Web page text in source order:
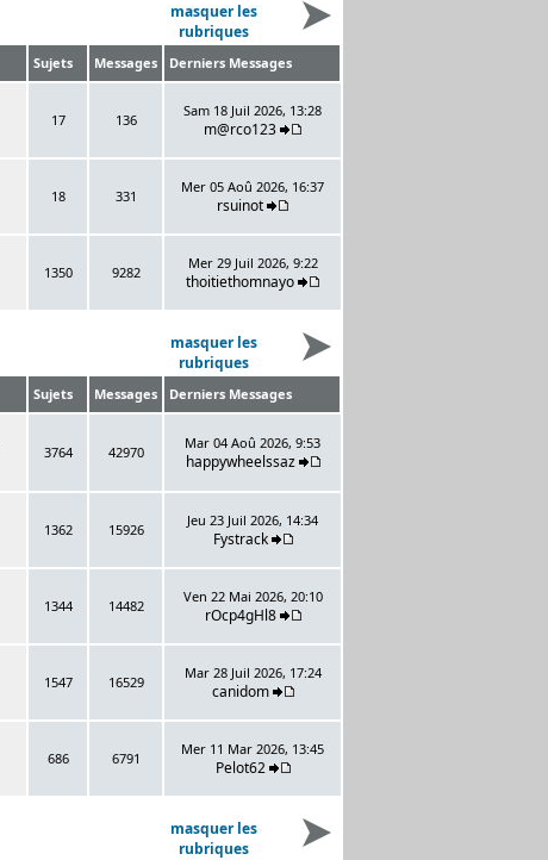
masquer les
rubriques
Sujets Messages Derniers Messages
17 136
Sam 18 Juil 2026, 13:28
m@rco123
18 331
Mer 05 Aoû 2026, 16:37
rsuinot
1350 9282
Mer 29 Juil 2026, 9:22
thoitiethomnayo
masquer les
rubriques
Sujets Messages Derniers Messages
3764 42970
Mar 04 Aoû 2026, 9:53
happywheelssaz
1362 15926
Jeu 23 Juil 2026, 14:34
Fystrack
1344 14482
Ven 22 Mai 2026, 20:10
rOcp4gHl8
1547 16529
Mar 28 Juil 2026, 17:24
canidom
686 6791
Mer 11 Mar 2026, 13:45
Pelot62
masquer les
rubriques